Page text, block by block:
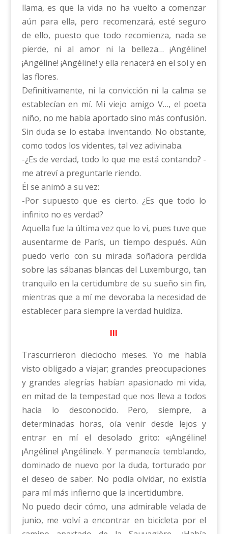
llama, es que la vida no ha vuelto a comenzar
aún para ella, pero recomenzará, esté seguro
de ello, puesto que todo recomienza, nada se
pierde, ni al amor ni la belleza… ¡Angéline!
¡Angéline! ¡Angéline! y ella renacerá en el sol y en
las flores.
Definitivamente, ni la convicción ni la calma se
establecían en mí. Mi viejo amigo V…, el poeta
niño, no me había aportado sino más confusión.
Sin duda se lo estaba inventando. No obstante,
como todos los videntes, tal vez adivinaba.
-¿Es de verdad, todo lo que me está contando? -
me atreví a preguntarle riendo.
Él se animó a su vez:
-Por supuesto que es cierto. ¿Es que todo lo
infinito no es verdad?
Aquella fue la última vez que lo vi, pues tuve que
ausentarme de París, un tiempo después. Aún
puedo verlo con su mirada soñadora perdida
sobre las sábanas blancas del Luxemburgo, tan
tranquilo en la certidumbre de su sueño sin fin,
mientras que a mí me devoraba la necesidad de
establecer para siempre la verdad huidiza.
III
Trascurrieron dieciocho meses. Yo me había
visto obligado a viajar; grandes preocupaciones
y grandes alegrías habían apasionado mi vida,
en mitad de la tempestad que nos lleva a todos
hacia lo desconocido. Pero, siempre, a
determinadas horas, oía venir desde lejos y
entrar en mí el desolado grito: «¡Angéline!
¡Angéline! ¡Angéline!». Y permanecía temblando,
dominado de nuevo por la duda, torturado por
el deseo de saber. No podía olvidar, no existía
para mí más infierno que la incertidumbre.
No puedo decir cómo, una admirable velada de
junio, me volví a encontrar en bicicleta por el